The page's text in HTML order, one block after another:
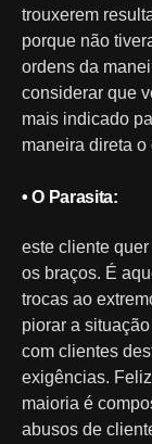
trouxerem
porque não
ordens da
considerar que
mais indicado
maneira direta
• O Parasita:
este cliente
os braços. É
trocas ao
piorar a
com clientes
exigências.
maioria é
abusos de